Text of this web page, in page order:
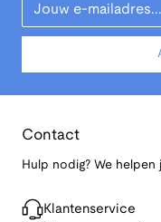
Contact
Hulp nodig? We helpen
Klantenservice